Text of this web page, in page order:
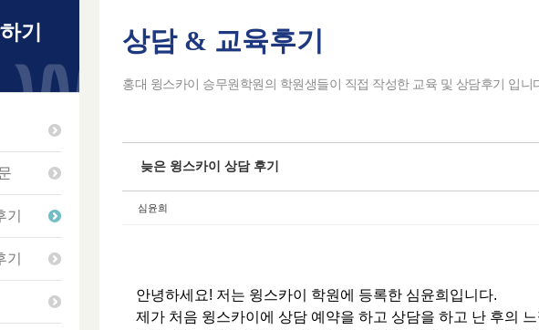
기 상담 & 교육후기
홍대 윙스카이 승무원학원의 학원생들이 직접 작성한 교육 및 상담후기 입니
늦은 윙스카이 상담 후기
심윤희
안녕하세요! 저는 윙스카이 학원에 등록한 심윤희입니다.
제가 처음 윙스카이에 상담 예약을 하고 상담을 하고 난 후의
Sketchbook5, 스케치북5
Sketchbook5, 스케치북5
Sketchbook5, 스케치북5
Sketchbook5, 스케치북5